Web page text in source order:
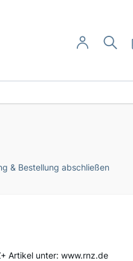
User-Menü
Anmelden
& Bestellung abschließen
Artikel unter: www.rnz.de